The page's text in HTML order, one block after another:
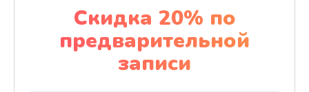
Замена полифонического динамика
390 руб.
Заказать
Скидка 20% по
предварительной
записи